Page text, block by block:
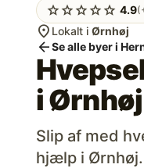
starstarstarstarstar 4.9
location_on Lokalt i Ørnhøj
arrow_backSe alle byer i
iØrnhøj
Slip af med
hjælp i Ørnhøj.